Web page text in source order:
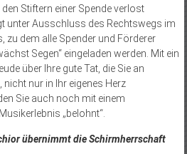
Stiftern einer Spende verlost
unter Ausschluss des Rechtswegs im
zu dem alle Spender und Förderer
Segen“ eingeladen werden. Mit ein
über Ihre gute Tat, die Sie an
nur in Ihr eigenes Herz
Sie auch noch mit einem
„belohnt“.
übernimmt die Schirmherrschaft